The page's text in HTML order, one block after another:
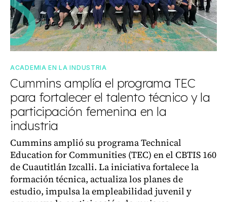
ACADEMIA EN LA INDUSTRIA
Cummins amplía el programa TEC
para fortalecer el talento técnico y la
participación femenina en la
industria
Cummins amplió su programa Technical
Education for Communities (TEC) en el CBTIS 160
de Cuautitlán Izcalli. La iniciativa fortalece la
formación técnica, actualiza los planes de
estudio, impulsa la empleabilidad juvenil y